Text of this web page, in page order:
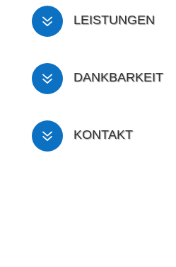
7 LEISTUNGEN
7 DANKBARKEIT
7 KONTAKT